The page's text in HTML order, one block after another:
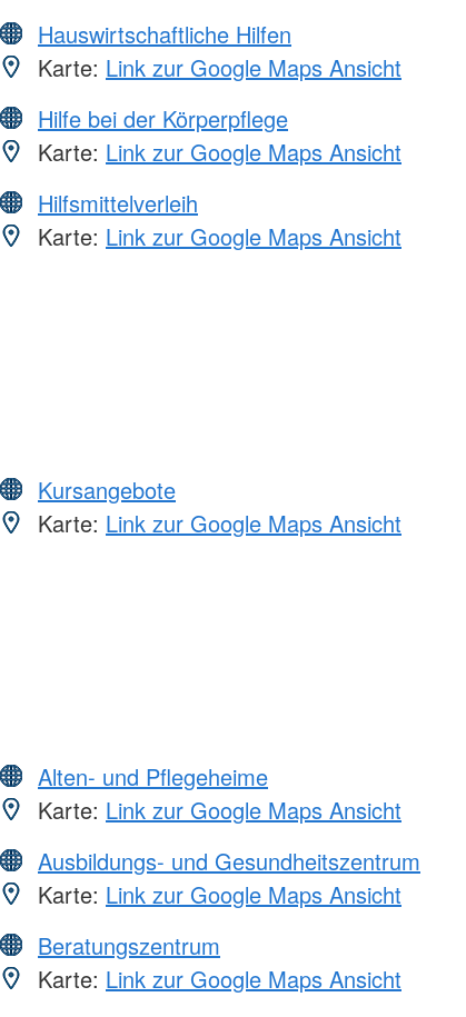
Hauswirtschaftliche Hilfen
Karte: Link zur Google Maps Ansicht
Hilfe bei der Körperpflege
Karte: Link zur Google Maps Ansicht
Hilfsmittelverleih
Karte: Link zur Google Maps Ansicht
Kursangebote
Karte: Link zur Google Maps Ansicht
Alten- und Pflegeheime
Karte: Link zur Google Maps Ansicht
Ausbildungs- und Gesundheitszentrum
Karte: Link zur Google Maps Ansicht
Beratungszentrum
Karte: Link zur Google Maps Ansicht